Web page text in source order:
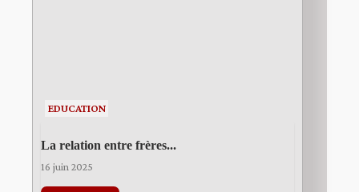
EDUCATION
La relation entre frères...
16 juin 2025